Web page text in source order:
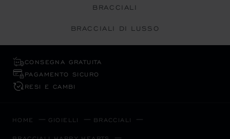
BRACCIALI
BRACCIALI DI LUSSO
CONSEGNA GRATUITA
PAGAMENTO SICURO
RESI E CAMBI
HOME GIOIELLI BRACCIALI